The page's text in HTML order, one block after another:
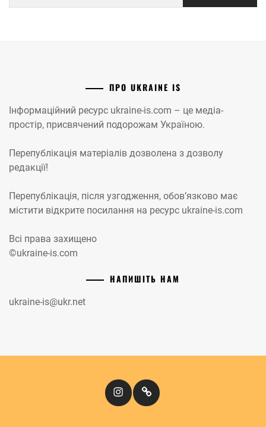
ПРО UKRAINE IS
Інформаційний ресурс ukraine-is.com – це медіа-
простір, присвячений подорожам Україною.
Перепублікація матеріалів дозволена з дозволу
редакції!
Перепублікація, після узгодження, обов’язково має
містити відкрите посилання на ресурс ukraine-is.com
Всі права захищено
©ukraine-is.com
НАПИШІТЬ НАМ
ukraine-is@ukr.net
InstagramКіномандри